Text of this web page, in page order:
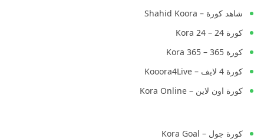
شاهد كورة – Shahid Koora
كورة 24 – Kora 24
كورة 365 – Kora 365
كورة 4 لايف – Kooora4Live
كورة اون لاين – Kora Online
كورة جول – Kora Goal